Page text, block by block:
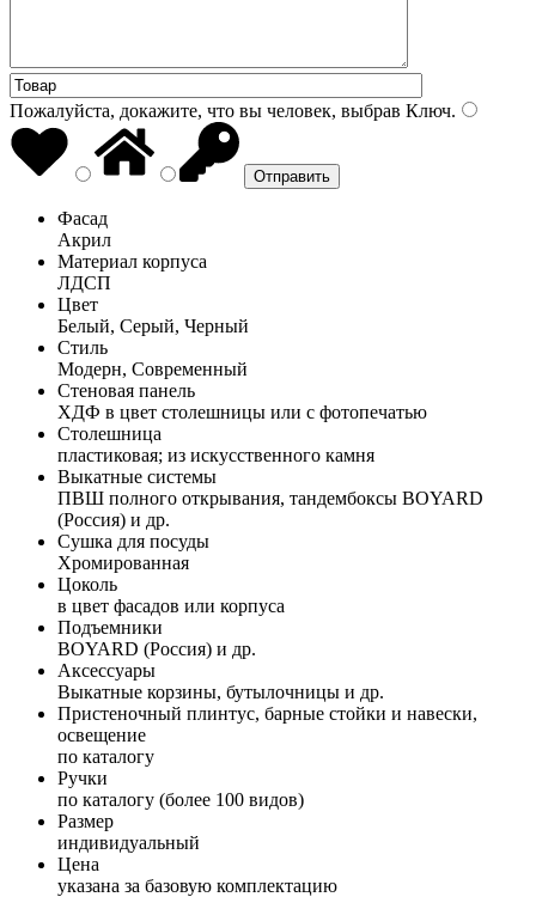
Пожалуйста, докажите, что вы человек, выбрав Ключ.
Фасад
Акрил
Материал корпуса
ЛДСП
Цвет
Белый, Серый, Черный
Стиль
Модерн, Современный
Стеновая панель
ХДФ в цвет столешницы или с фотопечатью
Столешница
пластиковая; из искусственного камня
Выкатные системы
ПВШ полного открывания, тандембоксы BOYARD
(Россия) и др.
Сушка для посуды
Хромированная
Цоколь
в цвет фасадов или корпуса
Подъемники
BOYARD (Россия) и др.
Аксессуары
Выкатные корзины, бутылочницы и др.
Пристеночный плинтус, барные стойки и навески,
освещение
по каталогу
Ручки
по каталогу (более 100 видов)
Размер
индивидуальный
Цена
указана за базовую комплектацию